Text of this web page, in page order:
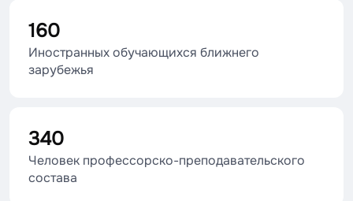
160
Иностранных обучающихся ближнего
зарубежья
340
Человек профессорско-преподавательского
состава